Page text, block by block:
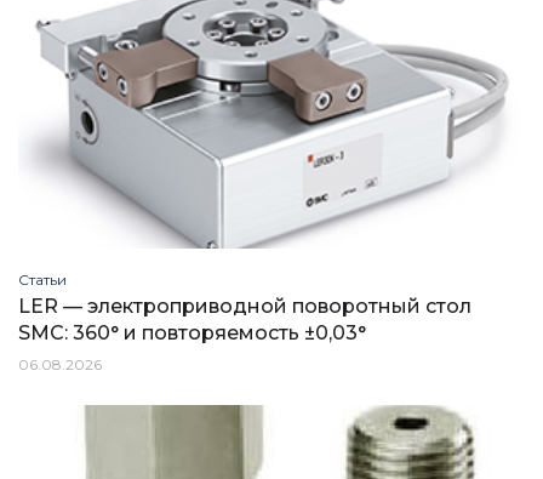
Статьи
LER — электроприводной поворотный стол
SMC: 360° и повторяемость ±0,03°
06.08.2026